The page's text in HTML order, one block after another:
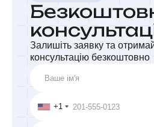
Залишіть заявку та
консультацію безкоштовно
+1